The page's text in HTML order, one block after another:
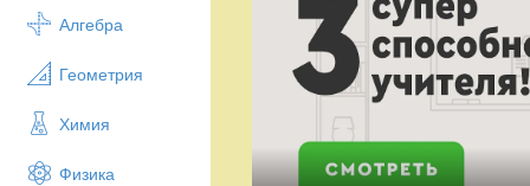
Алгебра
Геометрия
Химия
Физика